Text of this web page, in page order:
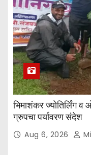
भिमाशंकर ज्योतिर्लिंग व
ग्रुपचा पर्यावरण संदेश
Aug 6, 2026